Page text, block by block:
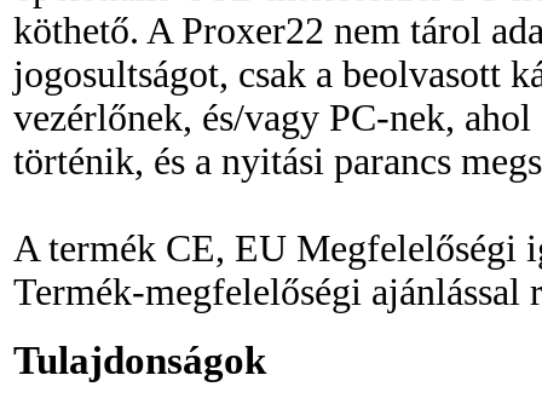
köthető. A Proxer22 nem tárol
jogosultságot, csak a beolvasott
vezérlőnek, és/vagy PC-nek,
történik, és a nyitási parancs
A termék CE, EU Megfelelőségi
Termék-megfelelőségi ajánlással
Tulajdonságok